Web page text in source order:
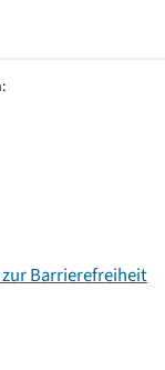
Barrierefreiheit